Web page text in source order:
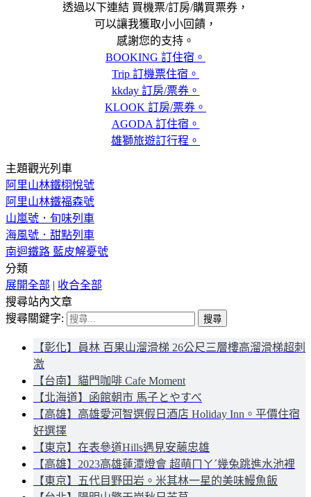
透過以下連結 買機票/訂房/購買票券，
可以讓我獲取小小回饋，
感謝您的支持。
BOOKING 訂住宿。
Trip 訂機票住宿。
kkday 訂房/票券。
KLOOK 訂房/票券。
AGODA 訂住宿。
雄獅旅遊訂行程。
主題觀光列車
阿里山林鐵栩悅號
阿里山林鐵福森號
山嵐號．旬味列車
海風號．甜點列車
南迴鐵路 藍皮解憂號
分類
展開全部 | 收合全部
搜尋站內文章
搜尋關鍵字:
【彰化】員林 百果山溜滑梯 26公尺三層樓高溜滑梯超刺
激
【台南】貓門咖啡 Cafe Moment
【北海道】函館朝市 馬子とやすべ
【高雄】高雄愛河智選假日酒店 Holiday Inn。平價住宿
好選擇
【東京】在表參道Hills遇見安藤忠雄
【高雄】2023高雄蓮潭燈會 超萌ㄇㄚˊ幾兔跳進水池裡
【東京】五代目野田岩。米其林一星的美味鰻魚飯